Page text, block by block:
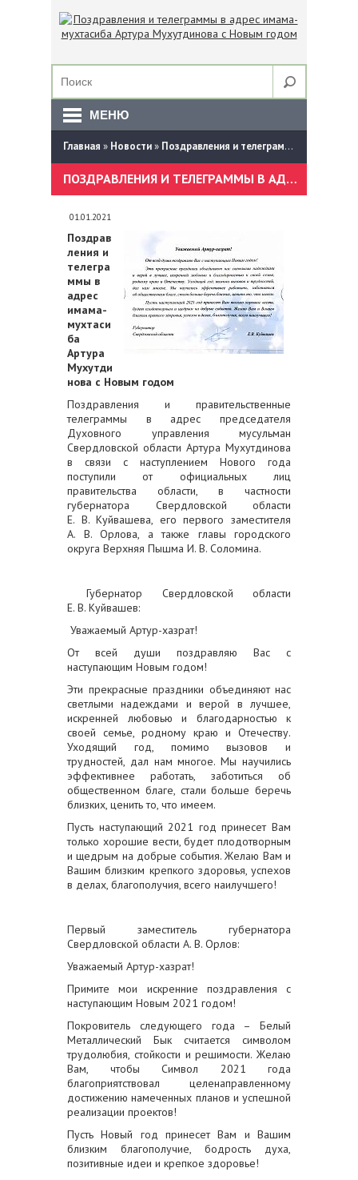
МЕНЮ
Главная » Новости» Поздравления и телеграммы в адрес имама-мухтасиба Артура Мухутдинова с Новым годом
ПОЗДРАВЛЕНИЯ И ТЕЛЕГРАММЫ В АДРЕС ИМАМА-МУХТАСИБА АРТУРА МУХУТДИНОВА С НОВЫМ ГОДОМ
01.01.2021
Поздрав
ления и
телегра
ммы в
адрес
имама-
мухтаси
ба
Артура
Мухутди
нова с Новым годом
Поздравления и правительственные
телеграммы в адрес председателя
Духовного управления мусульман
Свердловской области Артура Мухутдинова
в связи с наступлением Нового года
поступили от официальных лиц
правительства области, в частности
губернатора Свердловской области
Е. В. Куйвашева, его первого заместителя
А. В. Орлова, а также главы городского
округа Верхняя Пышма И. В. Соломина.
Губернатор Свердловской области
Е. В. Куйвашев:
Уважаемый Артур-хазрат!
От всей души поздравляю Вас с
наступающим Новым годом!
Эти прекрасные праздники объединяют нас
светлыми надеждами и верой в лучшее,
искренней любовью и благодарностью к
своей семье, родному краю и Отечеству.
Уходящий год, помимо вызовов и
трудностей, дал нам многое. Мы научились
эффективнее работать, заботиться об
общественном благе, стали больше беречь
близких, ценить то, что имеем.
Пусть наступающий 2021 год принесет Вам
только хорошие вести, будет плодотворным
и щедрым на добрые события. Желаю Вам и
Вашим близким крепкого здоровья, успехов
в делах, благополучия, всего наилучшего!
Первый заместитель губернатора
Свердловской области А. В. Орлов:
Уважаемый Артур-хазрат!
Примите мои искренние поздравления с
наступающим Новым 2021 годом!
Покровитель следующего года – Белый
Металлический Бык считается символом
трудолюбия, стойкости и решимости. Желаю
Вам, чтобы Символ 2021 года
благоприятствовал целенаправленному
достижению намеченных планов и успешной
реализации проектов!
Пусть Новый год принесет Вам и Вашим
близким благополучие, бодрость духа,
позитивные идеи и крепкое здоровье!